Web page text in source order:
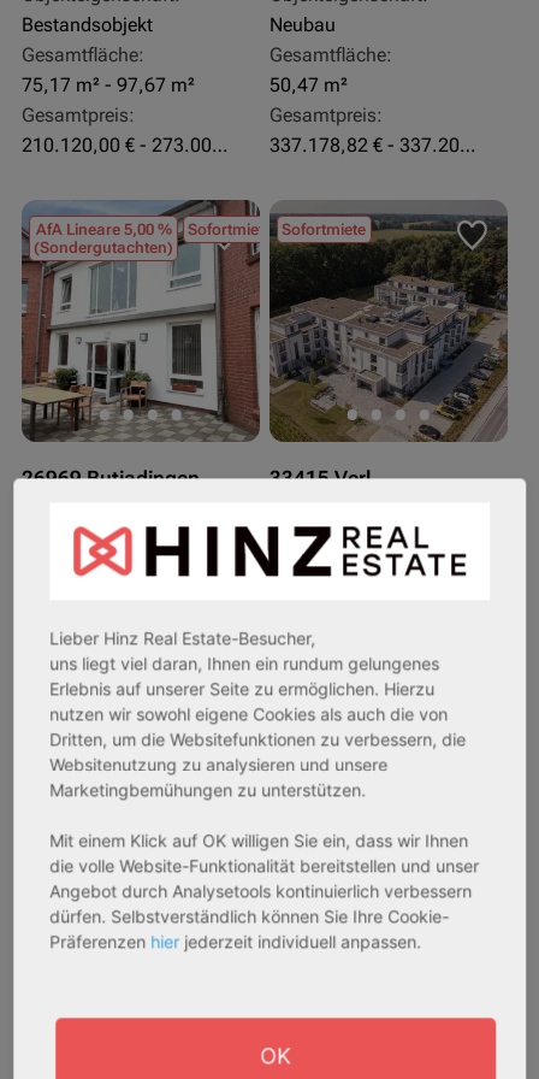
Bestandsobjekt
Gesamtfläche:
75,17 m² - 97,67 m²
Gesamtpreis:
210.120,00 € - 273.003,24 €
Neubau
Gesamtfläche:
50,47 m²
Gesamtpreis:
337.178,82 € - 337.207,06 €
AfA Lineare 5,00 %
(Sondergutachten)
Sofortmiete
26969 Butjadingen
Rendite:
Objekteigenschaft:
Bestandsobjekt
Gesamtfläche:
41,59 m² - 62,15 m²
Gesamtpreis:
233.556,67 € - 349.016,67 €
Sofortmiete
33415 Verl
Rendite:
3,50 %
Objekteigenschaft:
Bestandsobjekt
Gesamtfläche:
50,95 m² - 56,21 m²
Gesamtpreis:
AfA Degressive 5,00 % Sofortmiete
Lieber Hinz Real Estate-Besucher,
uns liegt viel daran, Ihnen ein rundum gelungenes
Erlebnis auf unserer Seite zu ermöglichen. Hierzu
nutzen wir sowohl eigene Cookies als auch die von
Dritten, um die Websitefunktionen zu verbessern, die
Websitenutzung zu analysieren und unsere
Marketingbemühungen zu unterstützen.
Mit einem Klick auf OK willigen Sie ein, dass wir Ihnen
die volle Website-Funktionalität bereitstellen und unser
Angebot durch Analysetools kontinuierlich verbessern
dürfen. Selbstverständlich können Sie Ihre Cookie-
Präferenzen hier jederzeit individuell anpassen.
OK